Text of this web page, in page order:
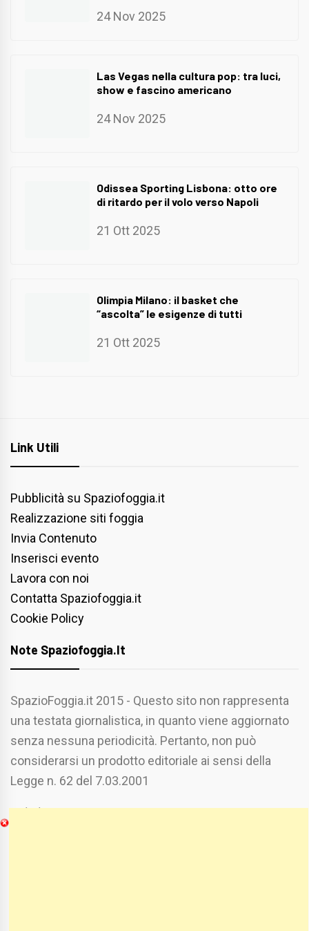
24 Nov 2025
Las Vegas nella cultura pop: tra luci,
show e fascino americano
24 Nov 2025
Odissea Sporting Lisbona: otto ore
di ritardo per il volo verso Napoli
21 Ott 2025
Olimpia Milano: il basket che
“ascolta” le esigenze di tutti
21 Ott 2025
Link Utili
Pubblicità su Spaziofoggia.it
Realizzazione siti foggia
Invia Contenuto
Inserisci evento
Lavora con noi
Contatta Spaziofoggia.it
Cookie Policy
Note Spaziofoggia.it
SpazioFoggia.it 2015 - Questo sito non rappresenta
una testata giornalistica, in quanto viene aggiornato
senza nessuna periodicità. Pertanto, non può
considerarsi un prodotto editoriale ai sensi della
Legge n. 62 del 7.03.2001
Chi Siamo